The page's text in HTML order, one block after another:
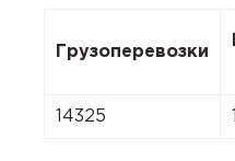
Грузоперевозки
14325